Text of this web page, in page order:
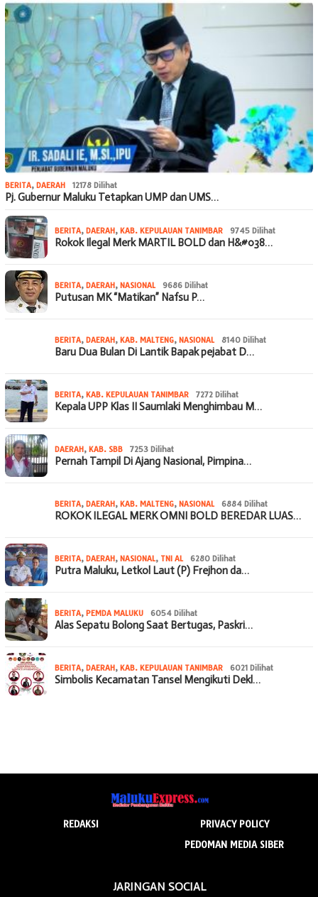
BERITA, DAERAH 12178 Dilihat
Pj. Gubernur Maluku Tetapkan UMP dan UMS…
BERITA, DAERAH, KAB. KEPULAUAN TANIMBAR 9745 Dilihat
Rokok Ilegal Merk MARTIL BOLD dan H&#038…
BERITA, DAERAH, NASIONAL 9686 Dilihat
Putusan MK “Matikan” Nafsu P…
BERITA, DAERAH, KAB. MALTENG, NASIONAL 8140 Dilihat
Baru Dua Bulan Di Lantik Bapak pejabat D…
BERITA, KAB. KEPULAUAN TANIMBAR 7272 Dilihat
Kepala UPP Klas II Saumlaki Menghimbau M…
DAERAH, KAB. SBB 7253 Dilihat
Pernah Tampil Di Ajang Nasional, Pimpina…
BERITA, DAERAH, KAB. MALTENG, NASIONAL 6884 Dilihat
ROKOK ILEGAL MERK OMNI BOLD BEREDAR LUAS…
BERITA, DAERAH, NASIONAL, TNI AL 6280 Dilihat
Putra Maluku, Letkol Laut (P) Frejhon da…
BERITA, PEMDA MALUKU 6054 Dilihat
Alas Sepatu Bolong Saat Bertugas, Paskri…
BERITA, DAERAH, KAB. KEPULAUAN TANIMBAR 6021 Dilihat
Simbolis Kecamatan Tansel Mengikuti Dekl…
REDAKSI
PRIVACY POLICY
PEDOMAN MEDIA SIBER
JARINGAN SOCIAL